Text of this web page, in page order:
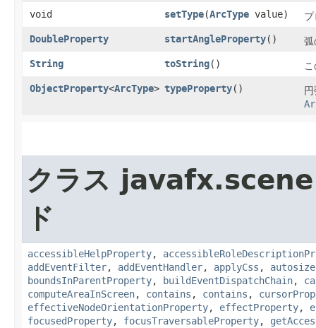
void setType​(ArcType value)
DoubleProperty startAngleProperty() 弧
String toString()
ObjectProperty<ArcType> typeProperty()
クラス
ド
accessibleHelpProperty,
addEventFilter, addEventHandler, applyCss , autosize
boundsInParentProperty, buildEventDispatchChain,
computeAreaInScreen, contains , contains ,
effectiveNodeOrientationProperty, effectProperty,
focusedProperty, focusTraversableProperty,